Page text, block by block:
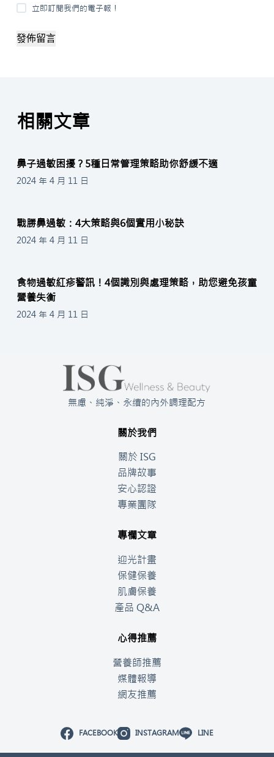
立即訂閱我們的電子報！
發佈留言
相關文章
鼻子過敏困擾？5種日常管理策略助你舒緩不適
2024 年 4 月 11 日
戰勝鼻過敏：4大策略與6個實用小秘訣
2024 年 4 月 11 日
食物過敏紅疹警訊！4個識別與處理策略，助您避免孩童
營養失衡
2024 年 4 月 11 日
無慮、純淨、永續的內外調理配方
關於我們
關於 ISG
品牌故事
安心認證
專業團隊
專欄文章
迎光計畫
保健保養
肌膚保養
產品 Q&A
心得推薦
營養師推薦
媒體報導
網友推薦
FACEBOOK INSTAGRAM LINE